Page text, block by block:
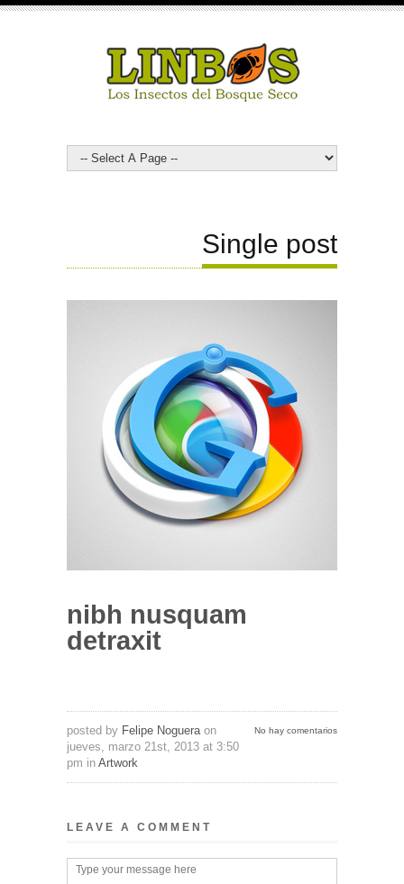
Single post
nibh nusquam
detraxit
No hay comentarios
posted by Felipe Nogueraon
jueves, marzo 21st, 2013 at 3:50
pm in Artwork
LEAVE A COMMENT